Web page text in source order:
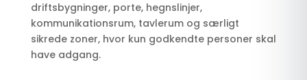
driftsbygninger, porte, hegnslinjer,
kommunikationsrum, tavlerum og særligt
sikrede zoner, hvor kun godkendte personer skal
have adgang.